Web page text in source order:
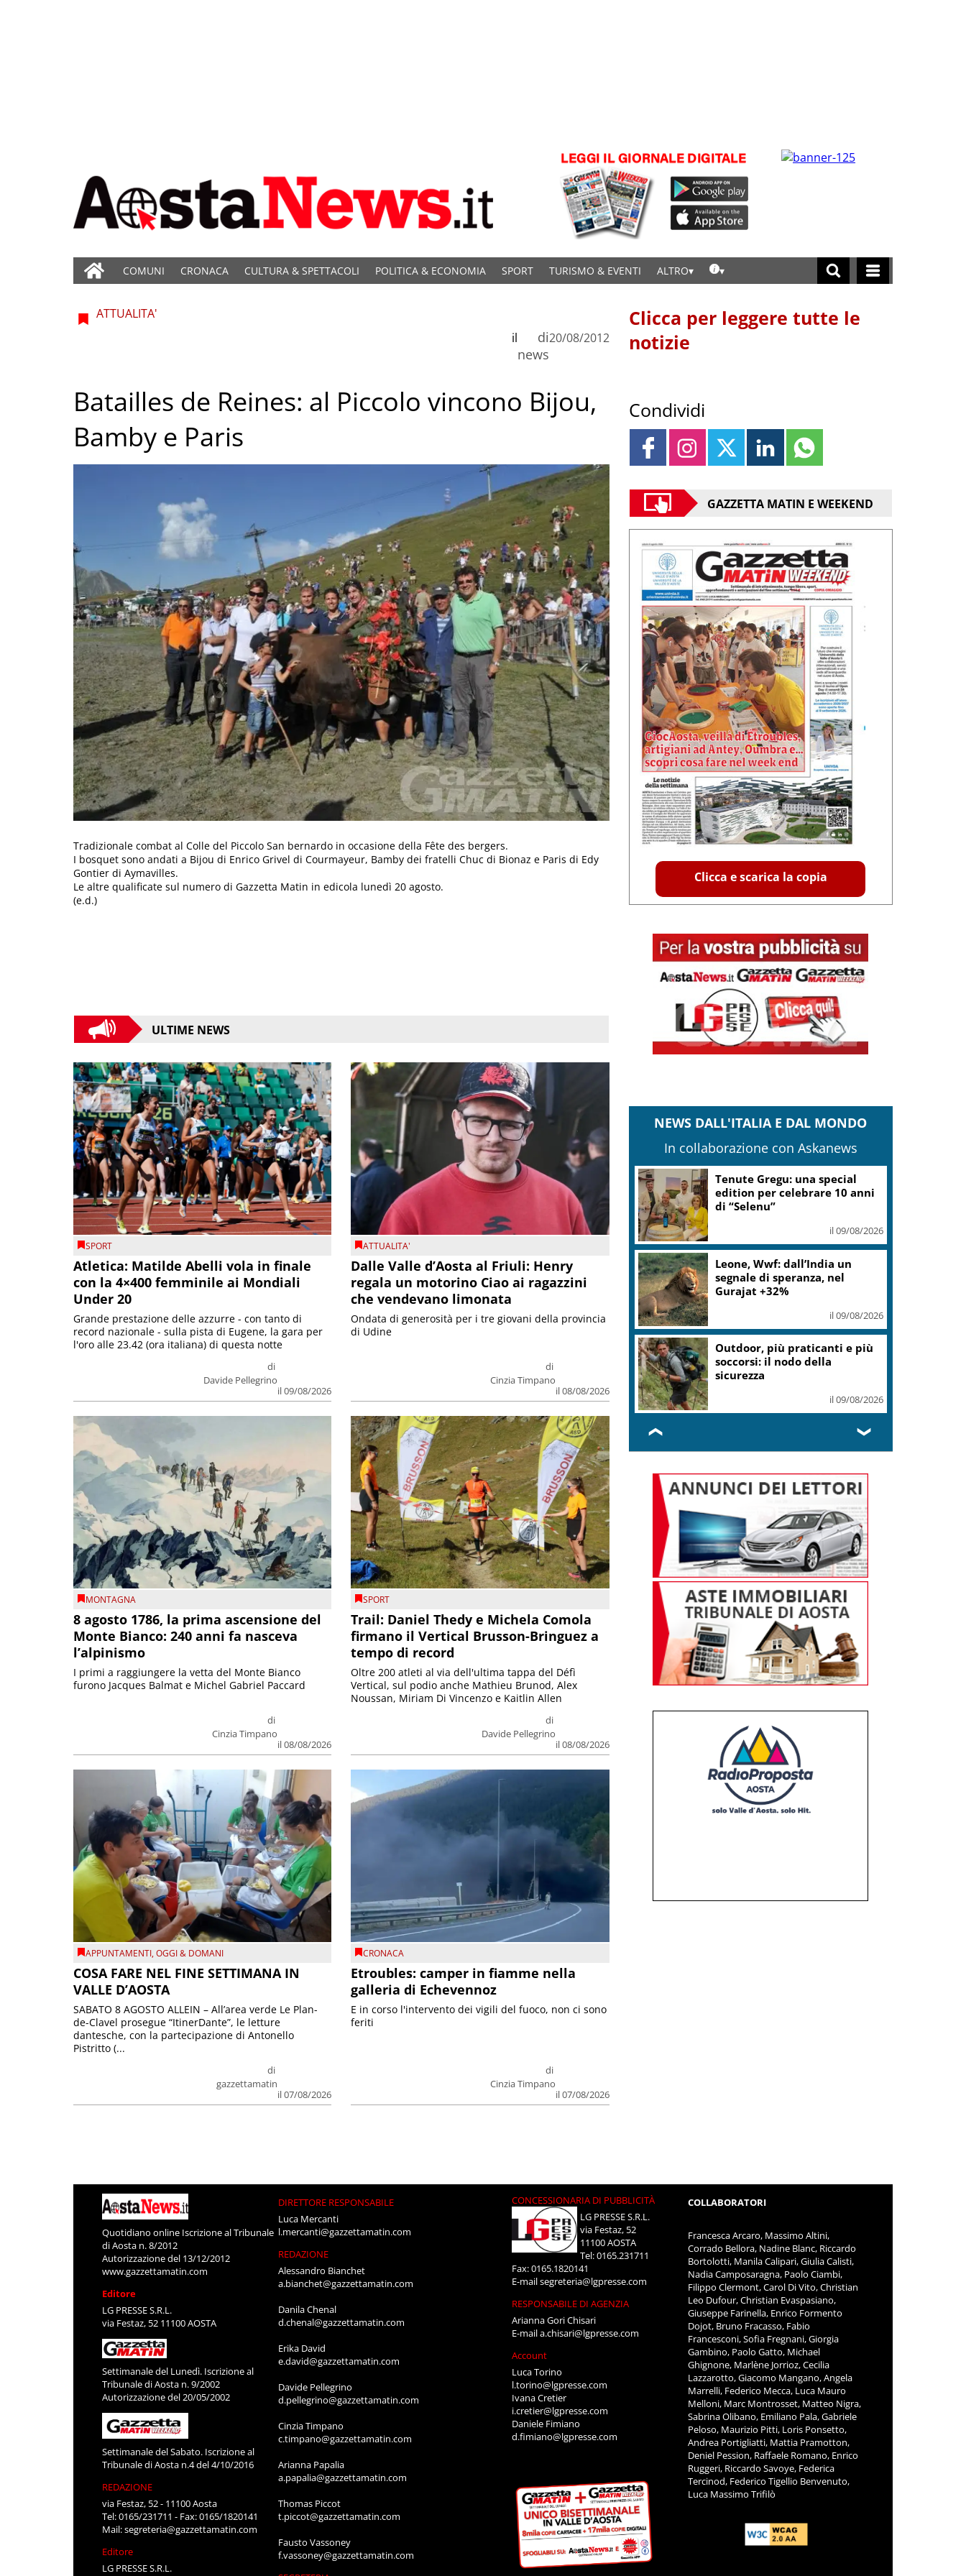
COMUNI CRONACA CULTURA & SPETTACOLI POLITICA & ECONOMIA SPORT TURISMO & EVENTI ALTRO
ATTUALITA'
di
news
il 20/08/2012
Batailles de Reines: al Piccolo vincono Bijou,
Bamby e Paris
Tradizionale combat al Colle del Piccolo San bernardo in occasione della Fête des bergers.
I bosquet sono andati a Bijou di Enrico Grivel di Courmayeur, Bamby dei fratelli Chuc di Bionaz e Paris di Edy
Gontier di Aymavilles.
Le altre qualificate sul numero di Gazzetta Matin in edicola lunedì 20 agosto.
(e.d.)
ULTIME NEWS
SPORT
Atletica: Matilde Abelli vola in finale
con la 4×400 femminile ai Mondiali
Under 20
di
Davide Pellegrino
il 09/08/2026
Grande prestazione delle azzurre - con tanto di
record nazionale - sulla pista di Eugene, la gara per
l'oro alle 23.42 (ora italiana) di questa notte
ATTUALITA'
Dalle Valle d’Aosta al Friuli: Henry
regala un motorino Ciao ai ragazzini
che vendevano limonata
di
Cinzia Timpano
il 08/08/2026
Ondata di generosità per i tre giovani della provincia
di Udine
MONTAGNA
8 agosto 1786, la prima ascensione del
Monte Bianco: 240 anni fa nasceva
l’alpinismo
di
Cinzia Timpano
il 08/08/2026
I primi a raggiungere la vetta del Monte Bianco
furono Jacques Balmat e Michel Gabriel Paccard
SPORT
Trail: Daniel Thedy e Michela Comola
firmano il Vertical Brusson-Bringuez a
tempo di record
di
Davide Pellegrino
il 08/08/2026
Oltre 200 atleti al via dell'ultima tappa del Défì
Vertical, sul podio anche Mathieu Brunod, Alex
Noussan, Miriam Di Vincenzo e Kaitlin Allen
APPUNTAMENTI,OGGI & DOMANI
COSA FARE NEL FINE SETTIMANA IN
VALLE D’AOSTA
di
gazzettamatin
il 07/08/2026
SABATO 8 AGOSTO ALLEIN – All’area verde Le Plan-
de-Clavel prosegue “ItinerDante”, le letture
dantesche, con la partecipazione di Antonello
Pistritto (...
CRONACA
Etroubles: camper in fiamme nella
galleria di Echevennoz
di
Cinzia Timpano
il 07/08/2026
E in corso l'intervento dei vigili del fuoco, non ci sono
feriti
Clicca per leggere tutte le
notizie
Condividi
GAZZETTA MATIN E WEEKEND
Clicca e scarica la copia
NEWS DALL'ITALIA E DAL MONDO
In collaborazione con Askanews
Tenute Gregu: una special
edition per celebrare 10 anni
di “Selenu”
il 09/08/2026
Leone, Wwf: dall’India un
segnale di speranza, nel
Gurajat +32%
il 09/08/2026
Outdoor, più praticanti e più
soccorsi: il nodo della
sicurezza
il 09/08/2026
❮ ❯
Quotidiano online Iscrizione al Tribunale
di Aosta n. 8/2012
Autorizzazione del 13/12/2012
www.gazzettamatin.com
Editore
LG PRESSE S.R.L.
via Festaz, 52 11100 AOSTA
Settimanale del Lunedì. Iscrizione al
Tribunale di Aosta n. 9/2002
Autorizzazione del 20/05/2002
Settimanale del Sabato. Iscrizione al
Tribunale di Aosta n.4 del 4/10/2016
REDAZIONE
via Festaz, 52 - 11100 Aosta
Tel: 0165/231711 - Fax: 0165/1820141
Mail:segreteria@gazzettamatin.com
Editore
LG PRESSE S.R.L.
DIRETTORE RESPONSABILE
Luca Mercanti
l.mercanti@gazzettamatin.com
REDAZIONE
Alessandro Bianchet
a.bianchet@gazzettamatin.com
Danila Chenal
d.chenal@gazzettamatin.com
Erika David
e.david@gazzettamatin.com
Davide Pellegrino
d.pellegrino@gazzettamatin.com
Cinzia Timpano
c.timpano@gazzettamatin.com
Arianna Papalia
a.papalia@gazzettamatin.com
Thomas Piccot
t.piccot@gazzettamatin.com
Fausto Vassoney
f.vassoney@gazzettamatin.com
CONCESSIONARIA DI PUBBLICITÀ
LG PRESSE S.R.L.
via Festaz, 52
11100 AOSTA
Tel: 0165.231711
Fax: 0165.1820141
E-mailsegreteria@lgpresse.com
RESPONSABILE DI AGENZIA
Arianna Gori Chisari
E-maila.chisari@lgpresse.com
Account
Luca Torino
l.torino@lgpresse.com
Ivana Cretier
i.cretier@lgpresse.com
Daniele Fimiano
d.fimiano@lgpresse.com
COLLABORATORI
Francesca Arcaro, Massimo Altini,
Corrado Bellora, Nadine Blanc, Riccardo
Bortolotti, Manila Calipari, Giulia Calisti,
Nadia Camposaragna, Paolo Ciambi,
Filippo Clermont, Carol Di Vito, Christian
Leo Dufour, Christian Evaspasiano,
Giuseppe Farinella, Enrico Formento
Dojot, Bruno Fracasso, Fabio
Francesconi, Sofia Fregnani, Giorgia
Gambino, Paolo Gatto, Michael
Ghignone, Marlène Jorrioz, Cecilia
Lazzarotto, Giacomo Mangano, Angela
Marrelli, Federico Mecca, Luca Mauro
Melloni, Marc Montrosset, Matteo Nigra,
Sabrina Olibano, Emiliano Pala, Gabriele
Peloso, Maurizio Pitti, Loris Ponsetto,
Andrea Portigliatti, Mattia Pramotton,
Deniel Pession, Raffaele Romano, Enrico
Ruggeri, Riccardo Savoye, Federica
Tercinod, Federico Tigellio Benvenuto,
Luca Massimo Trifilò